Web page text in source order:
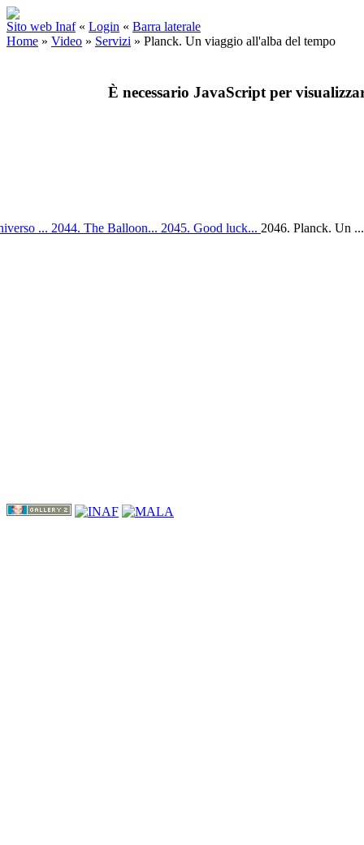
Sito web Inaf « Login « Barra laterale
Home » Video » Servizi » Planck. Un viaggio all'alba del tempo
È necessario JavaScript per
... 2044. The Balloon... 2045. Good luck... 2046. Planck. Un